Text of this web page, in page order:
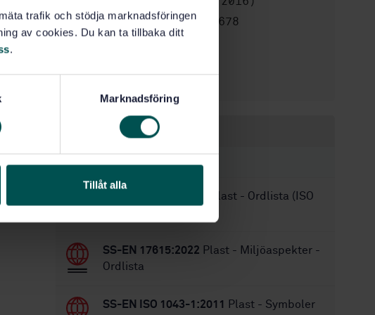
trafik och stödja marknadsföringen
av cookies. Du kan ta tillbaka ditt
.
Marknadsföring
Tillåt alla
Artikelnummer:STD-80000678
Inom samma område
Plast - Ordlista (ISO
SS-EN 17615:2022 Plast - Miljöaspekter -
Ordlista
SS-EN ISO 1043-1:2011 Plast - Symboler